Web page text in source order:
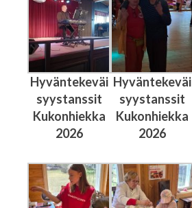
Hyväntekeväi
syystanssit
Kukonhiekka
2026
Hyväntekeväi
syystanssit
Kukonhiekka
2026